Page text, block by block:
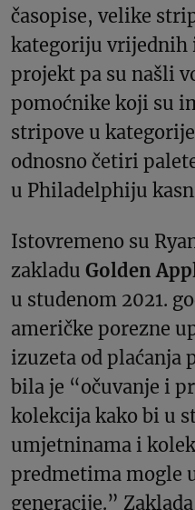
časopise, velike
kategoriju vrijednih
projekt pa su našli
pomoćnike koji su
stripove u
odnosno četiri
u Philadelphiju
Istovremeno su
zakladu Golden
u studenom 2021.
američke porezne
izuzeta od plaćanja
bila je “očuvanje i
kolekcija kako bi u
umjetninama i
predmetima mogle
generacije.”